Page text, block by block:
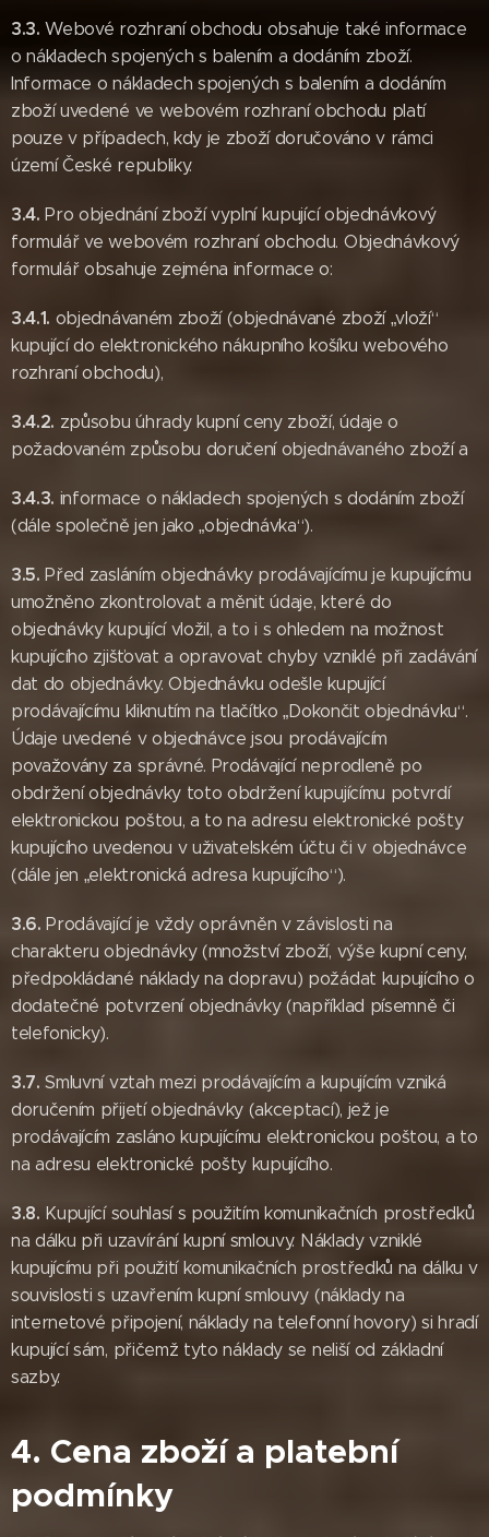
3.3.Webové rozhraní obchodu obsahuje také informace
o nákladech spojených s balením a dodáním zboží.
Informace o nákladech spojených s balením a dodáním
zboží uvedené ve webovém rozhraní obchodu platí
pouze v případech, kdy je zboží doručováno v rámci
území České republiky.
3.4.Pro objednání zboží vyplní kupující objednávkový
formulář ve webovém rozhraní obchodu. Objednávkový
formulář obsahuje zejména informace o:
3.4.1. objednávaném zboží (objednávané zboží „vloží“
kupující do elektronického nákupního košíku webového
rozhraní obchodu),
3.4.2. způsobu úhrady kupní ceny zboží, údaje o
požadovaném způsobu doručení objednávaného zboží a
3.4.3. informace o nákladech spojených s dodáním zboží
(dále společně jen jako „objednávka“).
3.5.Před zasláním objednávky prodávajícímu je kupujícímu
umožněno zkontrolovat a měnit údaje, které do
objednávky kupující vložil, a to i s ohledem na možnost
kupujícího zjišťovat a opravovat chyby vzniklé při zadávání
dat do objednávky. Objednávku odešle kupující
prodávajícímu kliknutím na tlačítko „Dokončit objednávku“.
Údaje uvedené v objednávce jsou prodávajícím
považovány za správné. Prodávající neprodleně po
obdržení objednávky toto obdržení kupujícímu potvrdí
elektronickou poštou, a to na adresu elektronické pošty
kupujícího uvedenou v uživatelském účtu či v objednávce
(dále jen „elektronická adresa kupujícího“).
3.6.Prodávající je vždy oprávněn v závislosti na
charakteru objednávky (množství zboží, výše kupní ceny,
předpokládané náklady na dopravu) požádat kupujícího o
dodatečné potvrzení objednávky (například písemně či
telefonicky).
3.7.Smluvní vztah mezi prodávajícím a kupujícím vzniká
doručením přijetí objednávky (akceptací), jež je
prodávajícím zasláno kupujícímu elektronickou poštou, a to
na adresu elektronické pošty kupujícího.
3.8. Kupující souhlasí s použitím komunikačních prostředků
na dálku při uzavírání kupní smlouvy. Náklady vzniklé
kupujícímu při použití komunikačních prostředků na dálku v
souvislosti s uzavřením kupní smlouvy (náklady na
internetové připojení, náklady na telefonní hovory) si hradí
kupující sám, přičemž tyto náklady se neliší od základní
sazby.
4. Cena zboží a platební
podmínky